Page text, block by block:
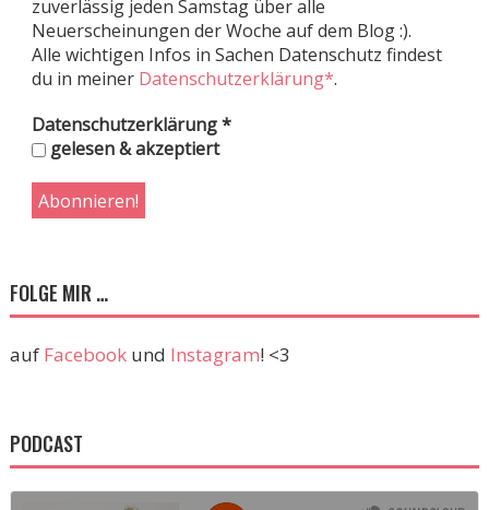
zuverlässig jeden Samstag über alle
Neuerscheinungen der Woche auf dem Blog :).
Alle wichtigen Infos in Sachen Datenschutz findest
du in meiner Datenschutzerklärung*.
Datenschutzerklärung*
gelesen & akzeptiert
FOLGE MIR …
auf Facebookund Instagram! <3
PODCAST